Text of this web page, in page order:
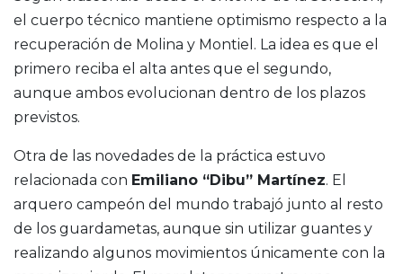
el cuerpo técnico mantiene optimismo respecto a la
recuperación de Molina y Montiel. La idea es que el
primero reciba el alta antes que el segundo,
aunque ambos evolucionan dentro de los plazos
previstos.
Otra de las novedades de la práctica estuvo
relacionada con Emiliano “Dibu” Martínez. El
arquero campeón del mundo trabajó junto al resto
de los guardametas, aunque sin utilizar guantes y
realizando algunos movimientos únicamente con la